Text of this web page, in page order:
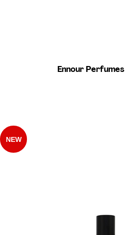
Ennour Perfumes
NEW